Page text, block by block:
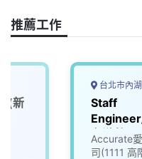
o
k
n
推薦工作
(新
台北市內
Staff
名遊戲
Accurate
司(1111 高